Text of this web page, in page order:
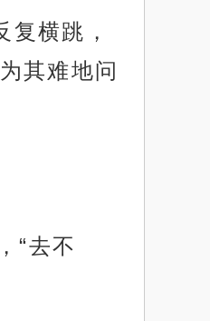
横跳，
其难地问
“去不